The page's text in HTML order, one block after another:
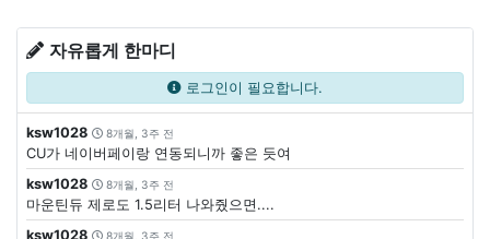
자유롭게 한마디
로그인이 필요합니다.
ksw1028 8개월, 3주 전
CU가 네이버페이랑 연동되니까 좋은 듯여
ksw1028
8개월, 3주 전
마운틴듀 제로도 1.5리터 나와줬으면....
ksw1028
8개월, 3주 전